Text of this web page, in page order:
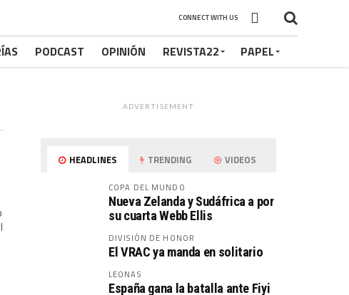
CONNECT WITH US
PODCAST OPINIÓN REVISTA22 PAPEL
ADVERTISEMENT
HEADLINES TRENDING VIDEOS
COPA DEL MUNDO
Nueva Zelanda y Sudáfrica a por
su cuarta Webb Ellis
DIVISIÓN DE HONOR
El VRAC ya manda en solitario
LEONAS
España gana la batalla ante Fiyi